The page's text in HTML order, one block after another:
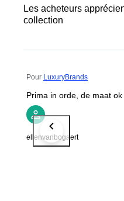
Les acheteurs
collection
Pour LuxuryBrands
Prima in orde, de maat ok
ellenvanbogaert